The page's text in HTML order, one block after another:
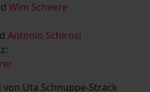
Wim Scheere
Antonio Schirosi
Uta Schnuppe-Strack